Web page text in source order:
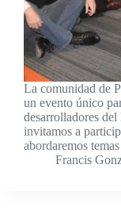
La comunidad de
un evento único
desarrolladores
invitamos a
abordaremos
Francis